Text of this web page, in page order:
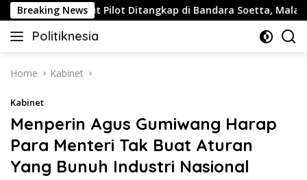
Skip
to
content
Breaking News
Buntut Pilot Ditangkap di Bandara Soetta, Malaysia
Politiknesia
Politiknesia.com
Home Kabinet
Kabinet
Menperin Agus Gumiwang Harap
Para Menteri Tak Buat Aturan
Yang Bunuh Industri Nasional